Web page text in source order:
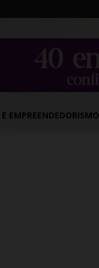
EMPREENDEDORISMO